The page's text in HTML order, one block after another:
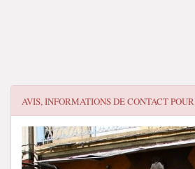
AVIS, INFORMATIONS DE CONTACT POUR